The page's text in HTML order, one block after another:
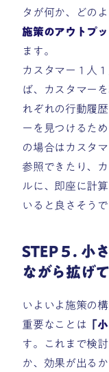
タが何か、どの
施策のアウトプ
ます。
カスタマー１人
ば、カスタマー
れぞれの行動履
ーを見つけるた
の場合はカスタ
参照できたり、
ルに、即座に計
いると良さそうで
STEP５. 小
ながら拡げ
いよいよ施策の
重要なことは 「
す。これまで検
か、効果が出る